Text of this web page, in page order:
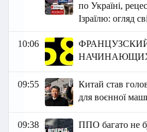
по Україні,
Ізраїлю: огляд
10:06
09:55
Китай став
для воєнної
09:38
ППО багато не